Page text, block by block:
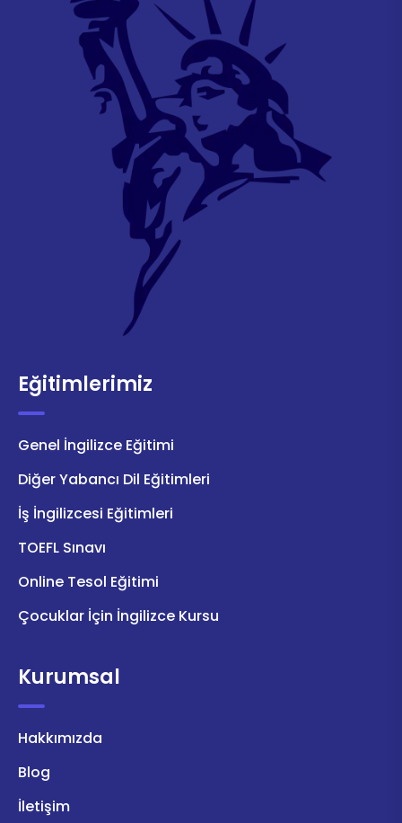
Eğitimlerimiz
Genel İngilizce Eğitimi
Diğer Yabancı Dil Eğitimleri
İş İngilizcesi Eğitimleri
TOEFL Sınavı
Online Tesol Eğitimi
Çocuklar İçin İngilizce Kursu
Kurumsal
Hakkımızda
Blog
İletişim